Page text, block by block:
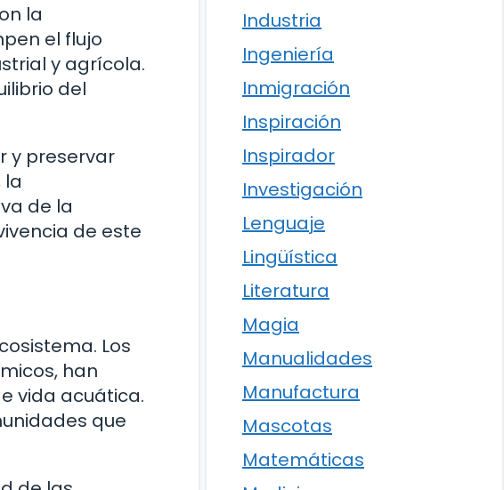
la
el flujo
y agrícola.
del
y preservar
la
de la
de este
Los
han
vida acuática.
que
Industria
Ingeniería
Inmigración
Inspiración
Inspirador
Investigación
Lenguaje
Lingüística
Literatura
Magia
Manualidades
Manufactura
Mascotas
Matemáticas